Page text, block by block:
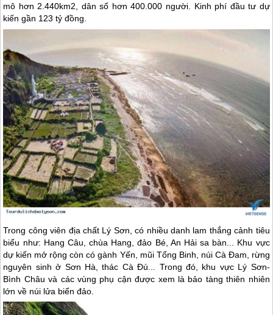
mô hơn 2.440km2, dân số hơn 400.000 người. Kinh phí đầu tư dự
kiến gần 123 tỷ đồng.
Trong công viên địa chất Lý Sơn , có nhiều danh lam thắng cảnh tiêu
biểu như: Hang Câu, chùa Hang, đảo Bé, An Hải sa bàn... Khu vực
dự kiến mở rộng còn có gành Yến, mũi Tổng Binh, núi Cà Đam, rừng
nguyên sinh ở Sơn Hà, thác Cà Đú... Trong đó, khu vực Lý Sơn-
Bình Châu và các vùng phụ cận được xem là bảo tàng thiên nhiên
lớn về núi lửa biển đảo.